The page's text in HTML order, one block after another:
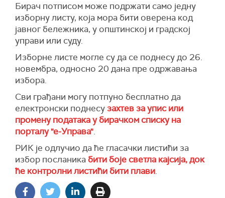
Бирач потписом може подржати само једну
изборну листу, која мора бити оверена код
јавног бележника, у општинској и градској
управи или суду.
Изборне листе могле су да се поднесу до 26.
новембра, односно 20 дана пре одржавања
избора.
Сви грађани могу потпуно бесплатно да
електронски поднесу захтев за упис или
промену података у бирачком списку на
порталу "е-Управа".
РИК је одлучио да ће гласачки листићи за
избор посланика бити боје светла кајсија, док
ће контролни листићи бити плави.